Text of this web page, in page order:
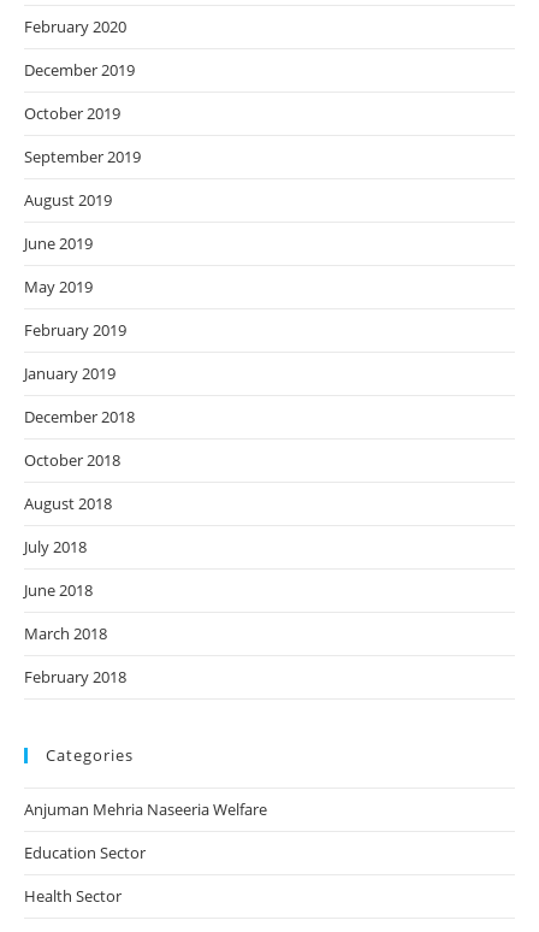
February 2020
December 2019
October 2019
September 2019
August 2019
June 2019
May 2019
February 2019
January 2019
December 2018
October 2018
August 2018
July 2018
June 2018
March 2018
February 2018
Categories
Anjuman Mehria Naseeria Welfare
Education Sector
Health Sector